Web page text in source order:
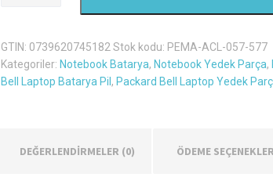
Laptop
Batarya
Pil
GTIN: 0739620745182 Stok kodu: PEMA-ACL-057-577
Kategoriler: Notebook Batarya, Notebook Yedek Parça,
Bell Laptop Batarya Pil , Packard Bell Laptop Yedek
DEĞERLENDIRMELER (0) ÖDEME